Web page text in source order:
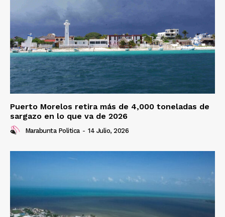
Puerto Morelos retira más de 4,000 toneladas de
sargazo en lo que va de 2026
Marabunta Politica - 14 Julio, 2026